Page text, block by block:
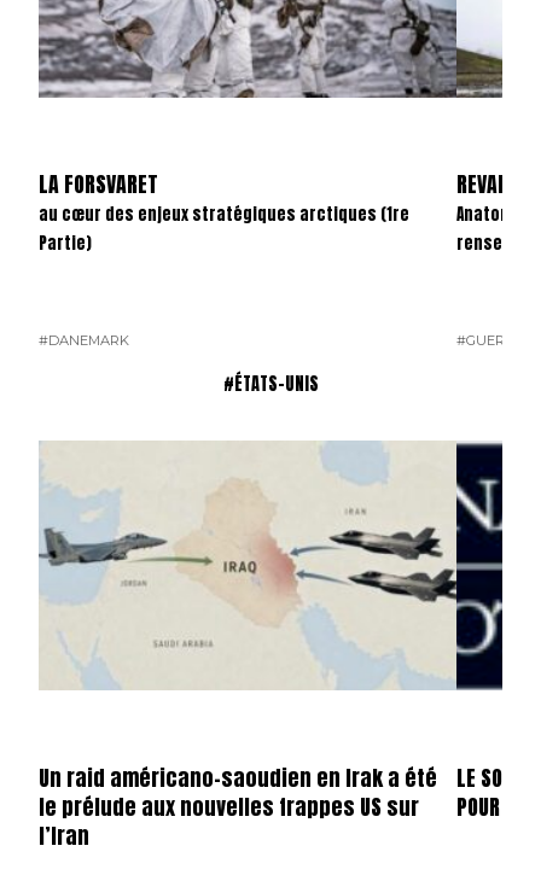
LA FORSVARET
au cœur des enjeux stratégiques arctiques (1re
Partie)
#DANEMARK
Anatomie
#GUERRE
#ÉTATS-UNIS
Un raid américano-saoudien en Irak a été
le prélude aux nouvelles frappes US sur
l’Iran
LE
POUR